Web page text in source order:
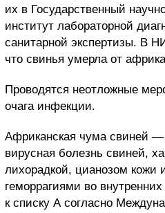
их в Государственный
институт лабораторной
санитарной экспертизы. В
что свинья умерла от
Проводятся неотложные
очага инфекции.
Африканская чума свиней —
вирусная болезнь свиней,
лихорадкой, цианозом
геморрагиями во
к списку A согласно